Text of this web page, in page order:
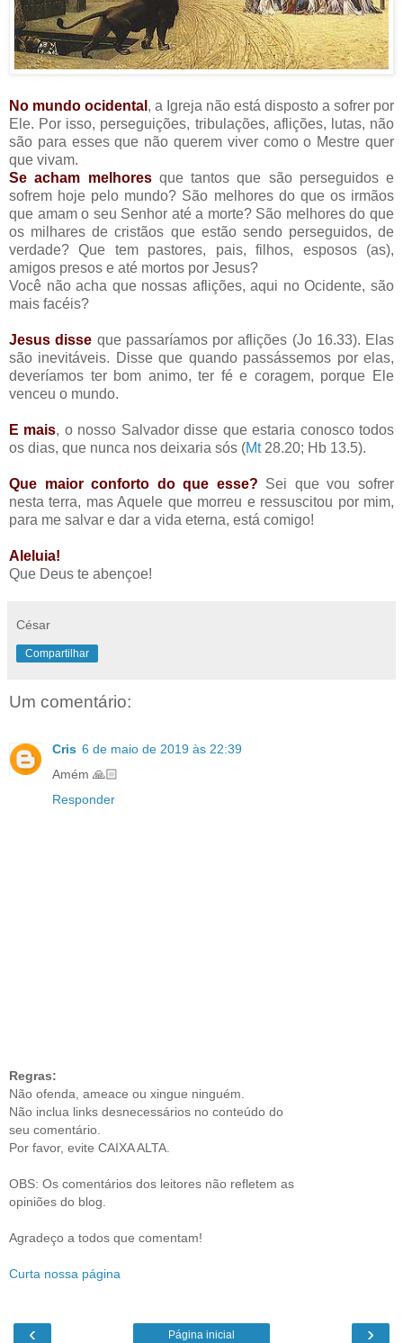
No mundo ocidental , a Igreja não está disposto a sofrer por
Ele. Por isso, perseguições, tribulações, aflições, lutas, não
são para esses que não querem viver como o Mestre quer
que vivam.
Se acham melhoresque tantos que são perseguidos e
sofrem hoje pelo mundo? São melhores do que os irmãos
que amam o seu Senhor até a morte? São melhores do que
os milhares de cristãos que estão sendo perseguidos, de
verdade? Que tem pastores, pais, filhos, esposos (as),
amigos presos e até mortos por Jesus?
Você não acha que nossas aflições, aqui no Ocidente, são
mais facéis?
Jesus disse que passaríamos por aflições (Jo 16.33). Elas
são inevitáveis. Disse que quando passássemos por elas,
deveríamos ter bom animo, ter fé e coragem, porque Ele
venceu o mundo.
E mais, o nosso Salvador disse que estaria conosco todos
os dias, que nunca nos deixaria sós (Mt28.20; Hb 13.5).
Que maior conforto do que esse? Sei que vou sofrer
nesta terra, mas Aquele que morreu e ressuscitou por mim,
para me salvar e dar a vida eterna, está comigo!
Aleluia!
Que Deus te abençoe!
César
Compartilhar
Um comentário:
Cris 6 de maio de 2019 às 22:39
Amém 🙏🏻
Responder
Regras:
Não ofenda, ameace ou xingue ninguém.
Não inclua links desnecessários no conteúdo do
seu comentário.
Por favor, evite CAIXA ALTA.
OBS: Os comentários dos leitores não refletem as
opiniões do blog.
Agradeço a todos que comentam!
Curta nossa página
‹ ›
Página inicial